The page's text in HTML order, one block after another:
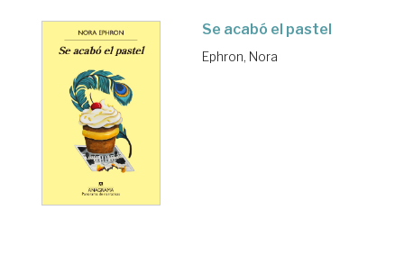
Se acabó el pastel
Ephron, Nora